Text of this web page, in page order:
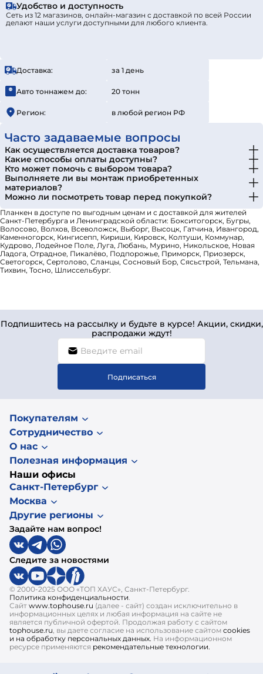
Удобство и доступность
Сеть из 12 магазинов, онлайн-магазин с доставкой по всей России
делают наши услуги доступными для любого клиента.
Доставка: за 1 день
Авто тоннажем до: 20 тонн
Регион: в любой регион РФ
Часто задаваемые вопросы
Как осуществляется доставка товаров?
Какие способы оплаты доступны?
Кто может помочь с выбором товара?
Выполняете ли вы монтаж приобретенных
материалов?
Можно ли посмотреть товар перед покупкой?
Планкен в доступе по выгодным ценам и с доставкой для жителей
Санкт-Петербурга и Ленинградской области: Бокситогорск, Бугры,
Волосово, Волхов, Всеволожск, Выборг, Высоцк, Гатчина, Ивангород,
Каменногорск, Кингисепп, Кириши, Кировск, Колтуши, Коммунар,
Кудрово, Лодейное Поле, Луга, Любань, Мурино, Никольское, Новая
Ладога, Отрадное, Пикалёво, Подпорожье, Приморск, Приозерск,
Светогорск, Сертолово, Сланцы, Сосновый Бор, Сясьстрой, Тельмана,
Тихвин, Тосно, Шлиссельбург.
Подпишитесь на рассылку и будьте в курсе! Акции, скидки,
распродажи ждут!
Подписаться
Покупателям
Сотрудничество
О нас
Полезная информация
Наши офисы
Санкт-Петербург
Москва
Другие регионы
Задайте нам вопрос!
Следите за новостями
© 2000-2025 ООО «ТОП ХАУС», Санкт-Петербург.
Политика конфиденциальности.
Сайт www.tophouse.ru (далее - сайт) создан исключительно в
информационных целях и любая информация на сайте не
является публичной офертой. Продолжая работу с сайтом
tophouse.ru, вы даете согласие на использование сайтом cookies
и на обработку персональных данных. На информационном
ресурсе применяются рекомендательные технологии.